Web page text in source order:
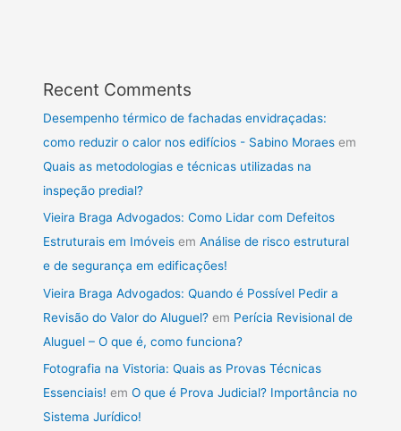
Recent Comments
Desempenho térmico de fachadas envidraçadas:
como reduzir o calor nos edifícios - Sabino Moraes em
Quais as metodologias e técnicas utilizadas na
inspeção predial?
Vieira Braga Advogados: Como Lidar com Defeitos
Estruturais em Imóveis emAnálise de risco estrutural
e de segurança em edificações!
Vieira Braga Advogados: Quando é Possível Pedir a
Revisão do Valor do Aluguel? em Perícia Revisional de
Aluguel – O que é, como funciona?
Fotografia na Vistoria: Quais as Provas Técnicas
Essenciais! emO que é Prova Judicial? Importância no
Sistema Jurídico!